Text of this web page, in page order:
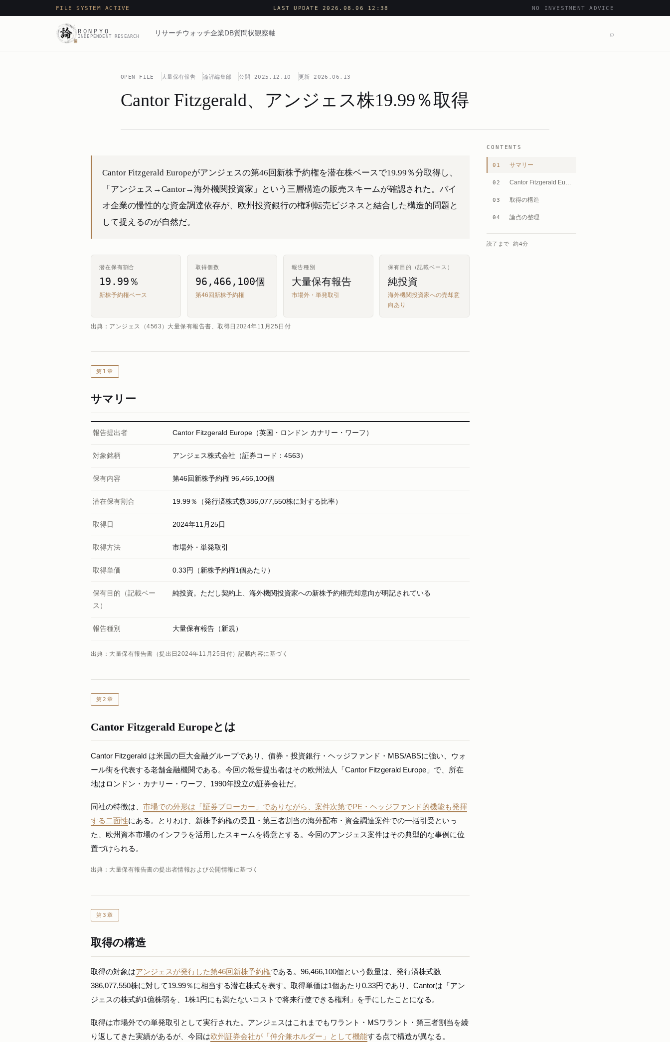
FILE SYSTEM ACTIVE LAST UPDATE 2026.08.06 12:38 NO INVESTMENT ADVICE
RONPYO
INDEPENDENT RESEARCH リサーチウォッチ企業DB質問状観察軸 ⌕
OPEN FILE 大量保有報告 論評編集部 公開 2025.12.10 更新 2026.06.13
Cantor Fitzgerald、アンジェス株19.99％取得
CONTENTS
01 サマリー
02
03 取得の構造
04 論点の整理
読了まで 約4分
Cantor Fitzgerald Europeがアンジェスの第46回新株予約権を潜在株ベースで19.99％分取得し、
「アンジェス→Cantor→海外機関投資家」という三層構造の販売スキームが確認された。バイ
オ企業の慢性的な資金調達依存が、欧州投資銀行の権利転売ビジネスと結合した構造的問題と
して捉えるのが自然だ。
潜在保有割合
19.99％
新株予約権ベース
取得個数
96,466,100個
第46回新株予約権
報告種別
大量保有報告
市場外・単発取引
保有目的（記載ベース）
純投資
海外機関投資家への売却意
向あり
出典：アンジェス（4563）大量保有報告書、取得日2024年11月25日付
第1章
サマリー
報告提出者 Cantor Fitzgerald Europe（英国・ロンドン カナリー・ワーフ）
対象銘柄 アンジェス株式会社（証券コード：4563）
保有内容 第46回新株予約権 96,466,100個
潜在保有割合 19.99％（発行済株式数386,077,550株に対する比率）
取得日 2024年11月25日
取得方法 市場外・単発取引
取得単価 0.33円（新株予約権1個あたり）
保有目的（記載ベー
ス）
純投資。ただし契約上、海外機関投資家への新株予約権売却意向が明記されている
報告種別 大量保有報告（新規）
出典：大量保有報告書（提出日2024年11月25日付）記載内容に基づく
第2章
Cantor Fitzgerald Europeとは
Cantor Fitzgerald は米国の巨大金融グループであり、債券・投資銀行・ヘッジファンド・MBS/ABSに強い、ウォ
ール街を代表する老舗金融機関である。今回の報告提出者はその欧州法人「Cantor Fitzgerald Europe」で、所在
地はロンドン・カナリー・ワーフ、1990年設立の証券会社だ。
同社の特徴は、 市場での外形は「証券ブローカー」でありながら、案件次第でPE・ヘッジファンド的機能も発揮
する二面性にある。とりわけ、新株予約権の受皿・第三者割当の海外配布・資金調達案件での一括引受といっ
た、欧州資本市場のインフラを活用したスキームを得意とする。今回のアンジェス案件はその典型的な事例に位
置づけられる。
出典：大量保有報告書の提出者情報および公開情報に基づく
第3章
取得の構造
取得の対象はアンジェスが発行した第46回新株予約権である。96,466,100個という数量は、発行済株式数
386,077,550株に対して19.99％に相当する潜在株式を表す。取得単価は1個あたり0.33円であり、Cantorは「アン
ジェスの株式約1億株弱を、1株1円にも満たないコストで将来行使できる権利」を手にしたことになる。
取得は市場外での単発取引として実行された。アンジェスはこれまでもワラント・MSワラント・第三者割当を繰
り返してきた実績があるが、今回は欧州証券会社が「仲介兼ホルダー」として機能する点で構造が異なる。